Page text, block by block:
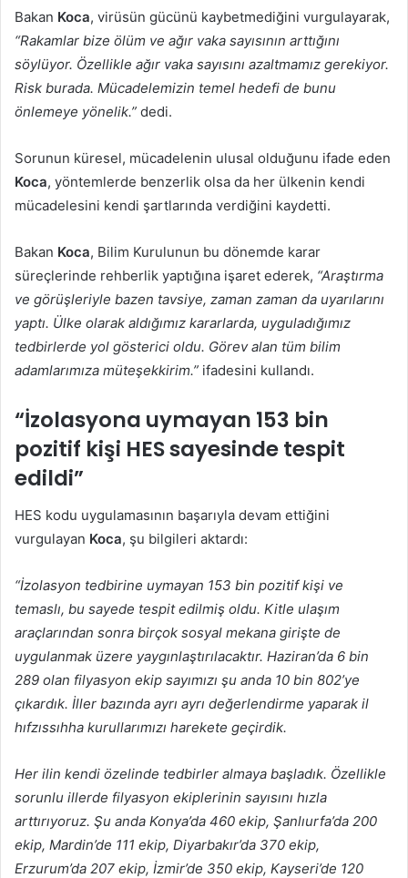
Bakan Koca, virüsün gücünü kaybetmediğini vurgulayarak,
“Rakamlar bize ölüm ve ağır vaka sayısının arttığını
söylüyor. Özellikle ağır vaka sayısını azaltmamız gerekiyor.
Risk burada. Mücadelemizin temel hedefi de bunu
önlemeye yönelik.” dedi.
Sorunun küresel, mücadelenin ulusal olduğunu ifade eden
Koca, yöntemlerde benzerlik olsa da her ülkenin kendi
mücadelesini kendi şartlarında verdiğini kaydetti.
Bakan Koca, Bilim Kurulunun bu dönemde karar
süreçlerinde rehberlik yaptığına işaret ederek, “Araştırma
ve görüşleriyle bazen tavsiye, zaman zaman da uyarılarını
yaptı. Ülke olarak aldığımız kararlarda, uyguladığımız
tedbirlerde yol gösterici oldu. Görev alan tüm bilim
adamlarımıza müteşekkirim.” ifadesini kullandı.
“İzolasyona uymayan 153 bin
pozitif kişi HES sayesinde tespit
edildi”
HES kodu uygulamasının başarıyla devam ettiğini
vurgulayan Koca, şu bilgileri aktardı:
“İzolasyon tedbirine uymayan 153 bin pozitif kişi ve
temaslı, bu sayede tespit edilmiş oldu. Kitle ulaşım
araçlarından sonra birçok sosyal mekana girişte de
uygulanmak üzere yaygınlaştırılacaktır. Haziran’da 6 bin
289 olan filyasyon ekip sayımızı şu anda 10 bin 802’ye
çıkardık. İller bazında ayrı ayrı değerlendirme yaparak il
hıfzıssıhha kurullarımızı harekete geçirdik.
Her ilin kendi özelinde tedbirler almaya başladık. Özellikle
sorunlu illerde filyasyon ekiplerinin sayısını hızla
arttırıyoruz. Şu anda Konya’da 460 ekip, Şanlıurfa’da 200
ekip, Mardin’de 111 ekip, Diyarbakır’da 370 ekip,
Erzurum’da 207 ekip, İzmir’de 350 ekip, Kayseri’de 120